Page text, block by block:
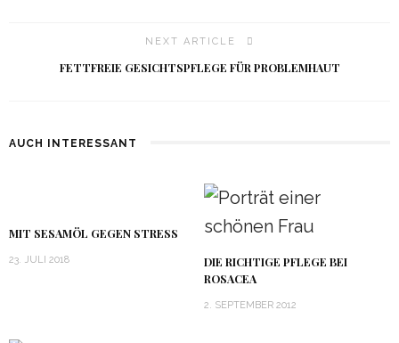
NEXT ARTICLE
FETTFREIE GESICHTSPFLEGE FÜR PROBLEMHAUT
AUCH INTERESSANT
MIT SESAMÖL GEGEN STRESS
23. JULI 2018
DIE RICHTIGE PFLEGE BEI
ROSACEA
2. SEPTEMBER 2012